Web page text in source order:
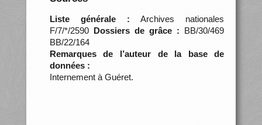
Liste générale : Archives nationales
F/7/*/2590 Dossiers de grâce : BB/30/469
BB/22/164
Remarques de l’auteur de la base de
données :
Internement à Guéret.